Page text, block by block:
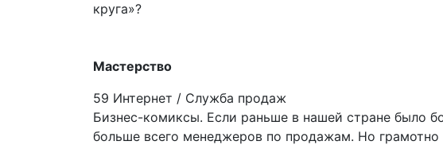
круга»?
Мастерство
59 Интернет / Служба продаж
Бизнес-комиксы. Если раньше в нашей стране было
больше всего менеджеров по продажам. Но грамотно